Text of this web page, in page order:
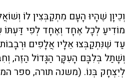
וְכֵיוָן שֶׁהָיוּ הָעָם מִתְקַבְּצִין לוֹ
מוֹדִיעַ לְכָל אֶחָד וְאֶחָד לְפִי
עַד שֶׁנִּתְקַבְּצוּ אֵלָיו אֲלָפִים
וְשָׁתַל בְּלִבָּם הָעִקָּר הַגָּדוֹל הַזֶּה,
לְיִצְחָק בְּנוֹ. (משנה תורה, ספר